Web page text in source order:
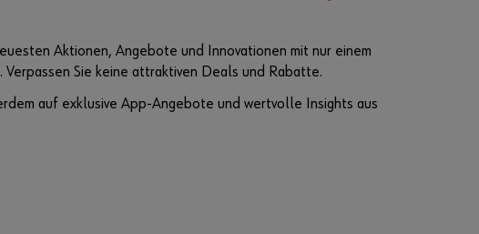
Aktionen, Angebote und Innovationen mit nur einem
Verpassen Sie keine attraktiven Deals und Rabatte.
auf exklusive App-Angebote und wertvolle Insights aus